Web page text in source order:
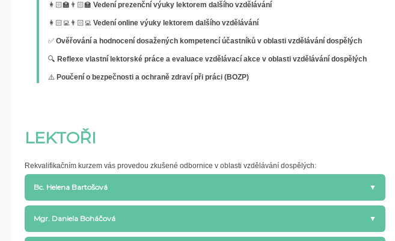
👩🏻‍🏫👨🏻‍🏫 Vedení prezenční výuky lektorem dalšího vzdělávání
👩🏻‍💻👨🏻‍💻 Vedení online výuky lektorem dalšího vzdělávání
✅ Ověřování a hodnocení dosažených kompetencí účastníků v oblasti vzdělávání dospělých
🔍 Reflexe vlastní lektorské práce a evaluace vzdělávací akce v oblasti vzdělávání dospělých
⚠️ Poučení o bezpečnosti a ochraně zdraví při práci (BOZP)
LEKTOŘI
Rekvalifikačním kurzem vás provedou zkušené odbornice v oblasti vzdělávání dospělých:
Bc. Helena Bartošová ▼
dovedností, herečka a v neposlední řadě jedna ze zakladatelek projektu Filharmoniště. Helena Vám
nabídne teoretický základ i praktické tipy k tomu, abyste uměli efektivně naplánovat a rozpracovat vlastní
Mgr. Daniela Boháčová ▼